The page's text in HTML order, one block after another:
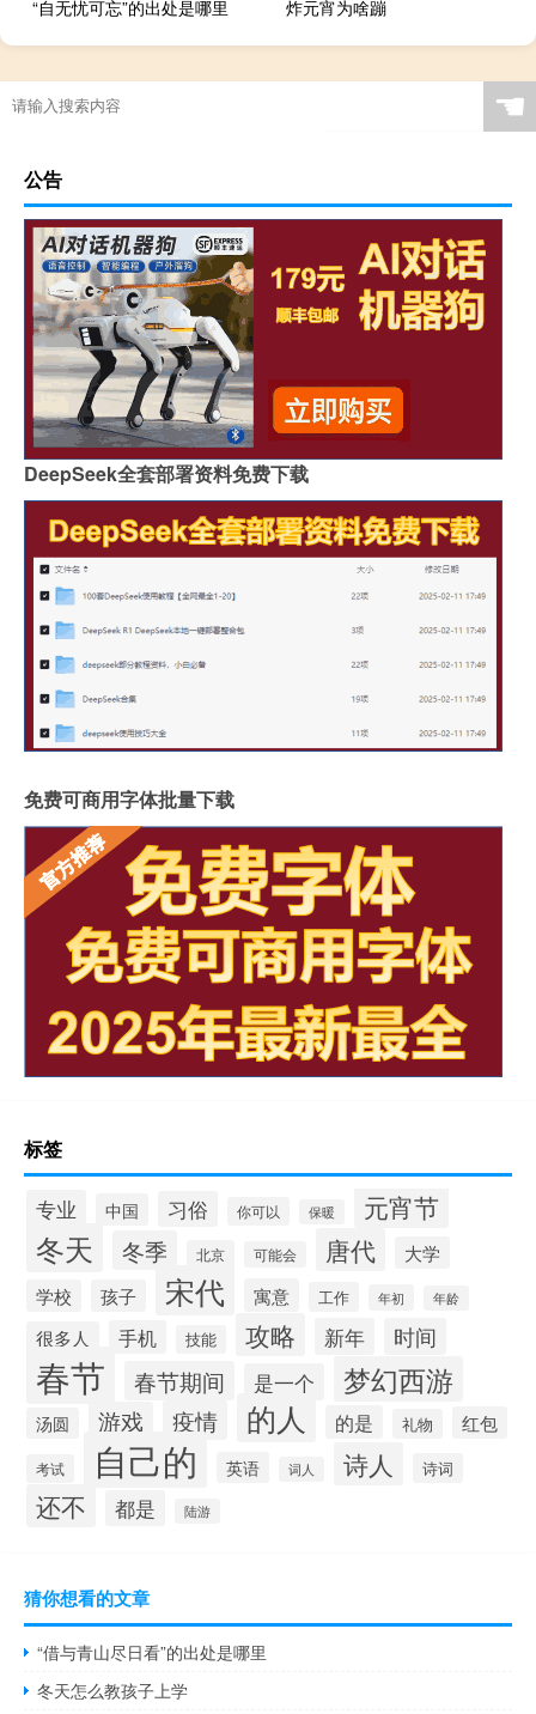
“自无忧可忘”的出处是哪里 炸元宵为啥蹦
☚
公告
DeepSeek全套部署资料免费下载
免费可商用字体批量下载
标签
专业 中国 习俗 你可以 保暖 元宵节
冬天 冬季 北京 可能会 唐代
大学
学校
孩子 宋代 寓意 工作 年初 年龄
很多人 手机 技能 攻略 新年 时间
春节 春节期间 是一个 梦幻西游
汤圆 游戏 疫情 的人 的是 礼物 红包
考试 自己的 英语 词人 诗人 诗词
还不 都是 陆游
猜你想看的文章
“借与青山尽日看”的出处是哪里
冬天怎么教孩子上学